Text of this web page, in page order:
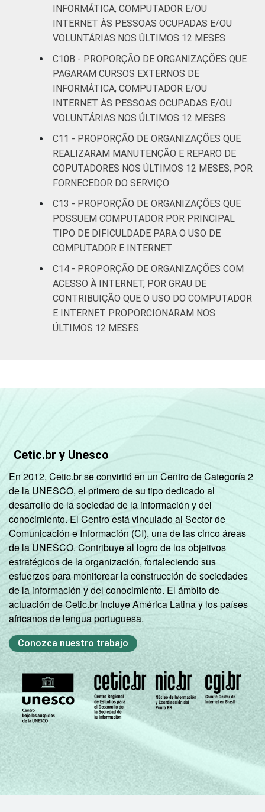
INFORMÁTICA, COMPUTADOR E/OU
INTERNET ÀS PESSOAS OCUPADAS E/OU
VOLUNTÁRIAS NOS ÚLTIMOS 12 MESES
C10B - PROPORÇÃO DE ORGANIZAÇÕES QUE
PAGARAM CURSOS EXTERNOS DE
INFORMÁTICA, COMPUTADOR E/OU
INTERNET ÀS PESSOAS OCUPADAS E/OU
VOLUNTÁRIAS NOS ÚLTIMOS 12 MESES
C11 - PROPORÇÃO DE ORGANIZAÇÕES QUE
REALIZARAM MANUTENÇÃO E REPARO DE
COPUTADORES NOS ÚLTIMOS 12 MESES, POR
FORNECEDOR DO SERVIÇO
C13 - PROPORÇÃO DE ORGANIZAÇÕES QUE
POSSUEM COMPUTADOR POR PRINCIPAL
TIPO DE DIFICULDADE PARA O USO DE
COMPUTADOR E INTERNET
C14 - PROPORÇÃO DE ORGANIZAÇÕES COM
ACESSO À INTERNET, POR GRAU DE
CONTRIBUIÇÃO QUE O USO DO COMPUTADOR
E INTERNET PROPORCIONARAM NOS
ÚLTIMOS 12 MESES
Cetic.br y Unesco
En 2012, Cetic.br se convirtió en un Centro de Categoría 2
de la UNESCO, el primero de su tipo dedicado al
desarrollo de la sociedad de la información y del
conocimiento. El Centro está vinculado al Sector de
Comunicación e Información (CI), una de las cinco áreas
de la UNESCO. Contribuye al logro de los objetivos
estratégicos de la organización, fortaleciendo sus
esfuerzos para monitorear la construcción de sociedades
de la información y del conocimiento. El ámbito de
actuación de Cetic.br incluye América Latina y los países
africanos de lengua portuguesa.
Conozca nuestro trabajo